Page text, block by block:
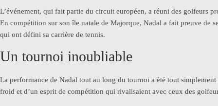
L’événement, qui fait partie du circuit européen, a réuni des golfeurs
En compétition sur son île natale de Majorque, Nadal a fait preuve de
qui ont défini sa carrière de tennis.
Un tournoi inoubliable
La performance de Nadal tout au long du tournoi a été tout
froid et d’un esprit de compétition qui rivalisaient avec ceux des